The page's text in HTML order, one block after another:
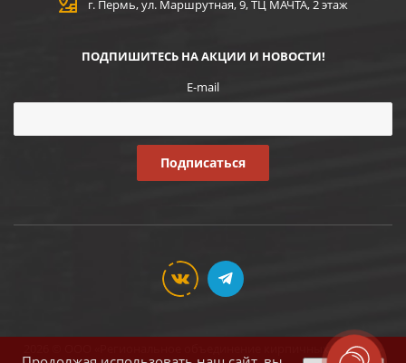
г. Пермь, ул. Маршрутная, 9, ТЦ МАЧТА, 2 этаж
ПОДПИШИТЕСЬ НА АКЦИИ И НОВОСТИ!
E-mail
2026 © ООО «Региональное объединение кирпичных заводов»